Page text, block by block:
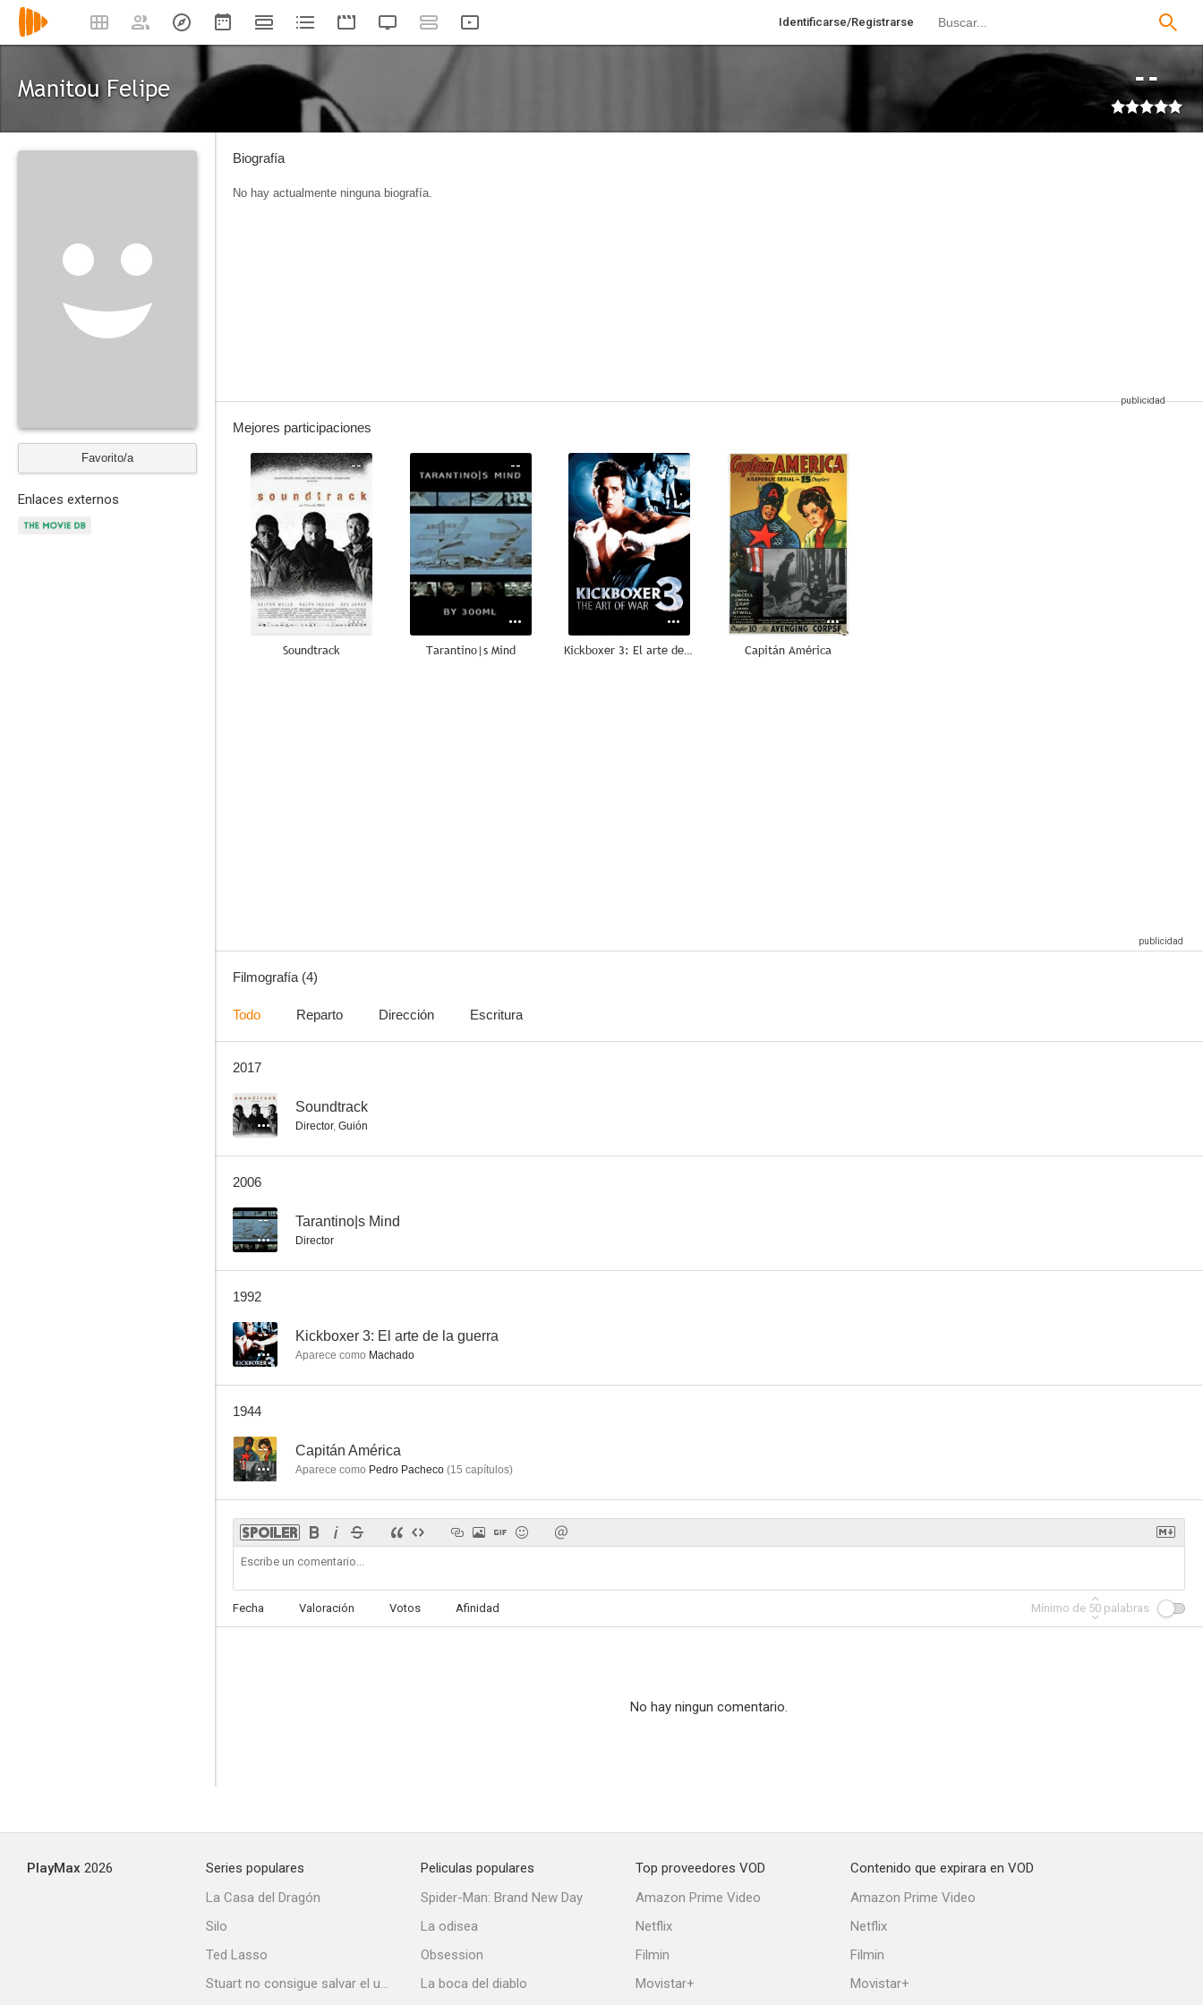
Identificarse/Registrarse
Manitou Felipe --
Favorito/a
Enlaces externos
Biografía
No hay actualmente ninguna biografía.
Mejores participaciones
--
Soundtrack
--
Tarantino|s Mind
--
Kickboxer 3: El arte de la guerra
--
Capitán América
Filmografía (4)
Todo Reparto Dirección Escritura
2017
-- Soundtrack
Director, Guión
2006
-- Tarantino|s Mind
Director
1992
-- Kickboxer 3: El arte de la guerra
Aparece como Machado
1944
-- Capitán América
Aparece como Pedro Pacheco (15 capítulos)
Fecha Valoración Votos Afinidad Mínimo de 50 palabras
No hay ningun comentario.
PlayMax 2026
Series populares
La Casa del Dragón
Silo
Ted Lasso
Stuart no consigue salvar el universo
Peliculas populares
Spider-Man: Brand New Day
La odisea
Obsession
La boca del diablo
Top proveedores VOD
Amazon Prime Video
Netflix
Filmin
Movistar+
Contenido que expirara en VOD
Amazon Prime Video
Netflix
Filmin
Movistar+